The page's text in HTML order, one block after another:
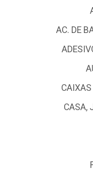
AC. DE
CAIXAS
CASA,